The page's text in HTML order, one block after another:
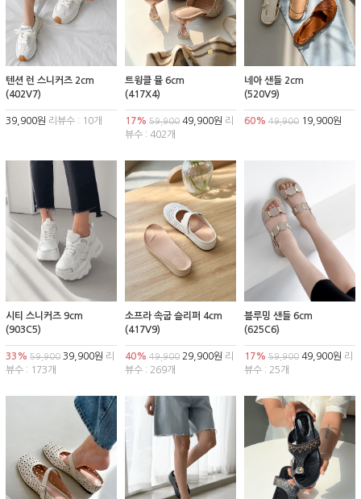
텐션 런 스니커즈 2cm
(402V7)
39,900원 리뷰수 : 10개
트윙클 뮬 6cm
(417X4)
17% 59,90049,900원 리
뷰수 : 402개
네아 샌들 2cm
(520V9)
60% 49,90019,900원
시티 스니커즈 9cm
(903C5)
33% 59,900 39,900원 리
뷰수 : 173개
소프라 속굽 슬리퍼 4cm
(417V9)
40% 49,90029,900원 리
뷰수 : 269개
블루밍 샌들 6cm
(625C6)
17% 59,90049,900원 리
뷰수 : 25개